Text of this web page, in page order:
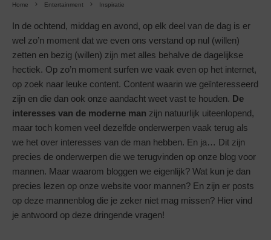
Home Entertainment Inspiratie
In de ochtend, middag en avond, op elk deel van de dag is er
wel zo’n moment dat we even ons verstand op nul (willen)
zetten en bezig (willen) zijn met alles behalve de dagelijkse
hectiek. Op zo’n moment surfen we vaak even op het internet,
op zoek naar leuke content. Content waarin we geïnteresseerd
zijn en die dan ook onze aandacht weet vast te houden. De
interesses van de moderne man zijn natuurlijk uiteenlopend,
maar toch komen veel dezelfde onderwerpen vaak terug als
we het over interesses van de man hebben. En ja… Dit zijn
precies de onderwerpen die we terugvinden op onze blog voor
mannen. Maar waarom bloggen we eigenlijk? Wat kun je dan
precies lezen op onze website voor mannen? En zijn er posts
op deze mannenblog die je zeker niet mag missen? Hier vind
je antwoord op deze dringende vragen!